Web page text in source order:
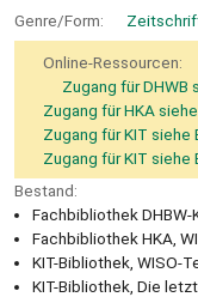
Genre/Form:
Online-Ressourcen:
Zugang für DHWB
Zugang für HKA
Zugang für KIT siehe
Zugang für KIT siehe
Bestand:
Fachbibliothek DHBW-
Fachbibliothek HKA,
KIT-Bibliothek, WISO-
KIT-Bibliothek, Die